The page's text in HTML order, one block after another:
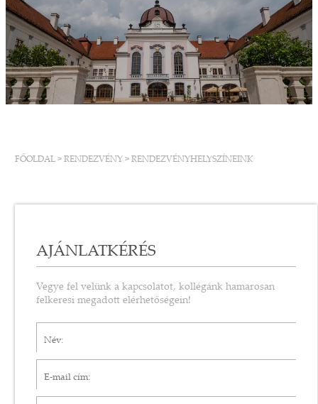
FŐOLDAL > RENDEZVÉNY > RENDEZVÉNYHELYSZÍNEINK
AJÁNLATKÉRÉS
Vegye fel velünk a kapcsolatot, kollégánk hamarosan
felkeresi megadott elérhetőségein!